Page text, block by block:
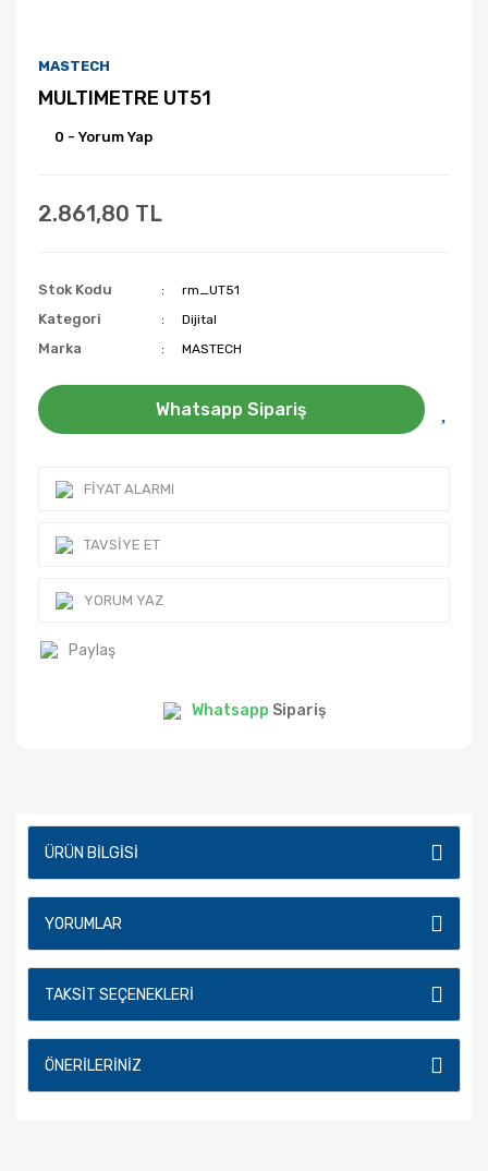
MASTECH
MULTIMETRE UT51
0 - Yorum Yap
2.861,80 TL
Stok Kodu rm_UT51
Kategori Dijital
Marka MASTECH
Whatsapp Sipariş
FIYAT ALARMI
TAVSIYE ET
YORUM YAZ
Paylaş
Whatsapp Sipariş
ÜRÜN BILGISI
YORUMLAR
TAKSIT SEÇENEKLERI
ÖNERILERINIZ